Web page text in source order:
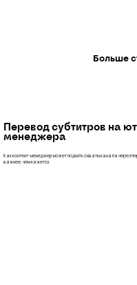
Больше
Перевод субтитров на
менеджера
Как контент-менеджер может поднять охваты канала через
важнее, чем кажется.